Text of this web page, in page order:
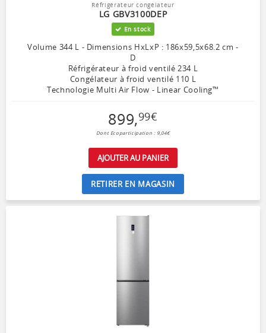
Réfrigérateur congélateur
LG GBV3100DEP
En stock
Volume 344 L - Dimensions HxLxP : 186x59,5x68.2 cm -
D
Réfrigérateur à froid ventilé 234 L
Congélateur à froid ventilé 110 L
Technologie Multi Air Flow - Linear Cooling™
899,99€
Dont Ecoparticipation : 9,04€
AJOUTER AU PANIER
RETIRER EN MAGASIN